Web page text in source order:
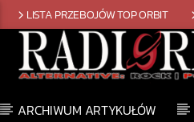
LISTA PRZEBOJÓW TOP ORBIT
ARCHIWUM ARTYKUŁÓW